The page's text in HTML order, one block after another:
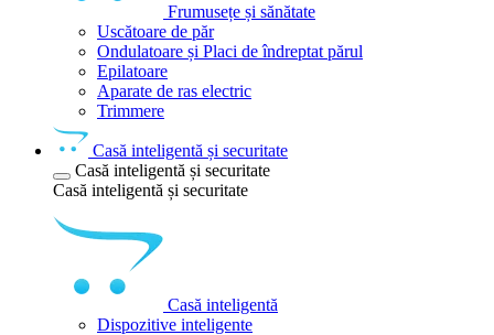
Frumusețe și sănătate
Uscătoare de păr
Ondulatoare și Placi de îndreptat părul
Epilatoare
Aparate de ras electric
Trimmere
Casă inteligentă și securitate
Casă inteligentă și securitate
Casă inteligentă și securitate
Casă inteligentă
Dispozitive inteligente